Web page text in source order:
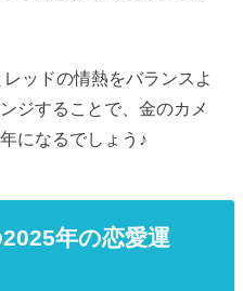
ッドの情熱をバランスよ
ジすることで、金のカメ
になるでしょう♪
年の恋愛運